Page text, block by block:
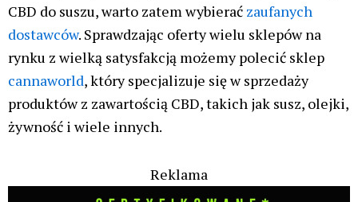
CBD do suszu, warto zatem wybierać zaufanych
dostawców. Sprawdzając oferty wielu sklepów na
rynku z wielką satysfakcją możemy polecić sklep
cannaworld, który specjalizuje się w sprzedaży
produktów z zawartością CBD, takich jak susz, olejki,
żywność i wiele innych.
Reklama